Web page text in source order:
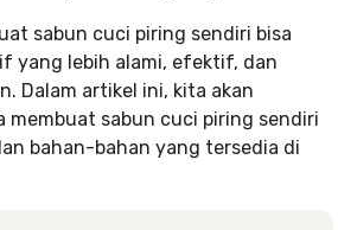
sabun cuci piring sendiri bisa
yang lebih alami, efektif, dan
Dalam artikel ini, kita akan
membuat sabun cuci piring sendiri
bahan-bahan yang tersedia di